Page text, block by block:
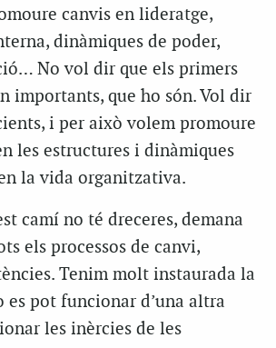
canvis en lideratge,
dinàmiques de poder,
No vol dir que els primers
importants, que ho són. Vol dir
i per això volem promoure
les estructures i dinàmiques
la vida organitzativa.
camí no té dreceres, demana
els processos de canvi,
Tenim molt instaurada la
es pot funcionar d’una altra
les inèrcies de les